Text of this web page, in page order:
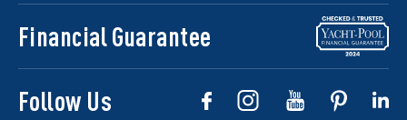
Financial Guarantee
Follow Us